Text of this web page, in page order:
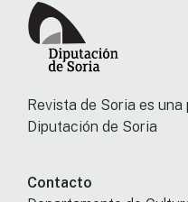
Revista de Soria es
Diputación de Soria
Contacto